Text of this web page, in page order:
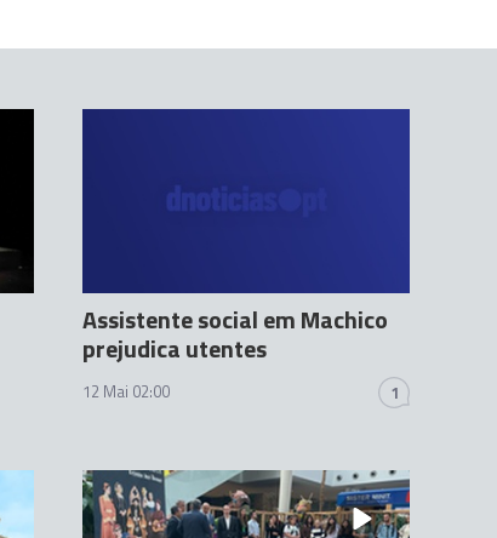
Assistente social em Machico
prejudica utentes
12 Mai 02:00 1